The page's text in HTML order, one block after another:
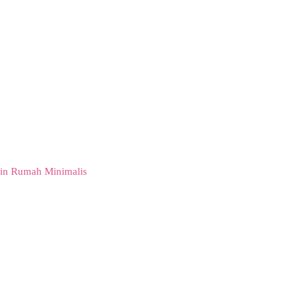
Rumah Minimalis